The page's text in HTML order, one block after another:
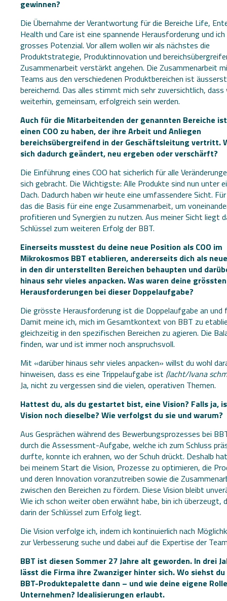
gewinnen?
Die Übernahme der Verantwortung für die Bereiche Life,
Health und Care ist eine spannende Herausforderung und
grosses Potenzial. Vor allem wollen wir als nächstes die
Produktstrategie, Produktinnovation und
Zusammenarbeit verstärkt angehen. Die Zusammenarbeit
Teams aus den verschiedenen Produktbereichen ist äusserst
bereichernd. Das alles stimmt mich sehr zuversichtlich, dass
weiterhin, gemeinsam, erfolgreich sein werden.
Auch für die Mitarbeitenden der genannten Bereiche
einen COO zu haben, der ihre Arbeit und Anliegen
bereichsübergreifend in der Geschäftsleitung vertritt.
sich dadurch geändert, neu ergeben oder verschärft?
Die Einführung eines COO hat sicherlich für alle
sich gebracht. Die Wichtigste: Alle Produkte sind nun unter
Dach. Dadurch haben wir heute eine umfassendere Sicht.
das die Basis für eine enge Zusammenarbeit, um
profitieren und Synergien zu nutzen. Aus meiner Sicht liegt
Schlüssel zum weiteren Erfolg der BBT.
Einerseits musstest du deine neue Position als COO im
Mikrokosmos BBT etablieren, andererseits dich als
in den dir unterstellten Bereichen behaupten und
hinaus sehr vieles anpacken. Was waren deine grössten
Herausforderungen bei dieser Doppelaufgabe?
Die grösste Herausforderung ist die Doppelaufgabe an und
Damit meine ich, mich im Gesamtkontext von BBT zu
gleichzeitig in den spezifischen Bereichen zu agieren. Die
finden, war und ist immer noch anspruchsvoll.
Mit «darüber hinaus sehr vieles anpacken» willst du wohl
hinweisen, dass es eine Trippelaufgabe ist (lacht/Ivana
Ja, nicht zu vergessen sind die vielen, operativen Themen.
Hattest du, als du gestartet bist, eine Vision? Falls ja,
Vision noch dieselbe? Wie verfolgst du sie und warum?
Aus Gesprächen während des Bewerbungsprozesses bei
durch die Assessment-Aufgabe, welche ich zum Schluss
durfte, konnte ich erahnen, wo der Schuh drückt. Deshalb
bei meinem Start die Vision, Prozesse zu optimieren, die
und deren Innovation voranzutreiben sowie die
zwischen den Bereichen zu fördern. Diese Vision bleibt
Wie ich schon weiter oben erwähnt habe, bin ich überzeugt,
darin der Schlüssel zum Erfolg liegt.
Die Vision verfolge ich, indem ich kontinuierlich nach
zur Verbesserung suche und dabei auf die Expertise der
BBT ist diesen Sommer 27 Jahre alt geworden. In drei
lässt die Firma ihre Zwanziger hinter sich. Wo siehst du
BBT-Produktepalette dann – und wie deine eigene
Unternehmen? Idealisierungen erlaubt.